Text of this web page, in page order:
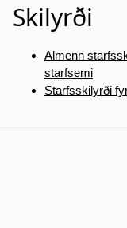
Skilyrði
Almenn
starfsemi
Starfsskilyrði